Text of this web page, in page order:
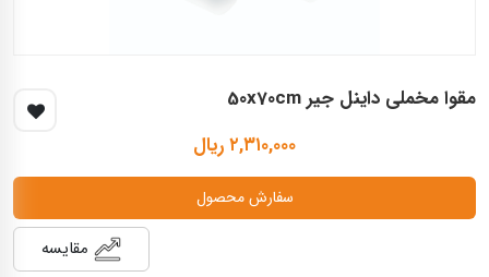
مقوا مخملی داینل جیر 50x70cm
۲,۳۱۰,۰۰۰ ریال
سفارش محصول
مقایسه